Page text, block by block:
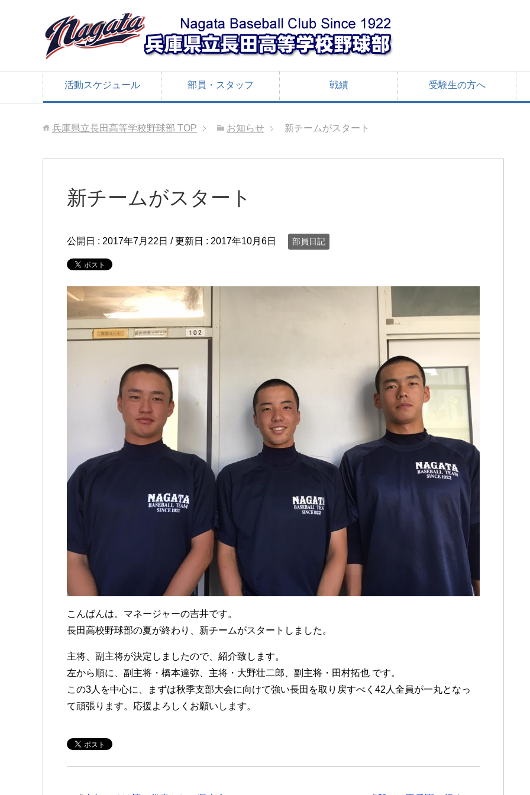
活動スケジュール 部員・スタッフ 戦績 受験生の方へ
兵庫県立長田高等学校野球部 TOP お知らせ 新チームがスタート
新チームがスタート
公開日 : 2017年7月22日 / 更新日 : 2017年10月6日 部員日記
こんばんは。マネージャーの吉井です。
長田高校野球部の夏が終わり、新チームがスタートしました。
主将、副主将が決定しましたので、紹介致します。
左から順に、副主将・橋本達弥、主将・大野壮二郎、副主将・田村拓也 です。
この3人を中心に、まずは秋季支部大会に向けて強い長田を取り戻すべく42人全員が一丸となっ
て頑張ります。応援よろしくお願いします。